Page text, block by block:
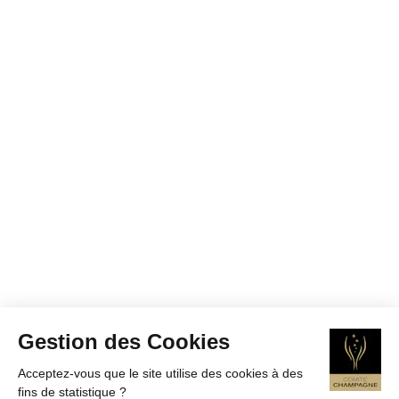
Gestion des Cookies
Acceptez-vous que le site utilise des cookies à des
fins de statistique ?